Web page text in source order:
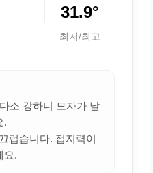
31.9°
최저/최고
소 강하니 모자가 날
.
럽습니다. 접지력이
요.